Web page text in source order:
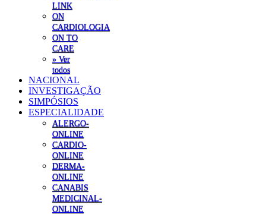
LINK
ON
CARDIOLOGIA
ON TO
CARE
» Ver
todos
NACIONAL
INVESTIGAÇÃO
SIMPÓSIOS
ESPECIALIDADE
ALERGO-
ONLINE
CARDIO-
ONLINE
DERMA-
ONLINE
CANABIS
MEDICINAL-
ONLINE